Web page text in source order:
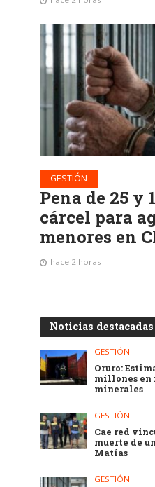
GESTIÓN
Pena de 25 y
cárcel para
menores en
hace 2 horas
Noticias destacadas
GESTIÓN
Oruro:
millones en
minerales
GESTIÓN
Cae red
muerte de
Matías
GESTIÓN